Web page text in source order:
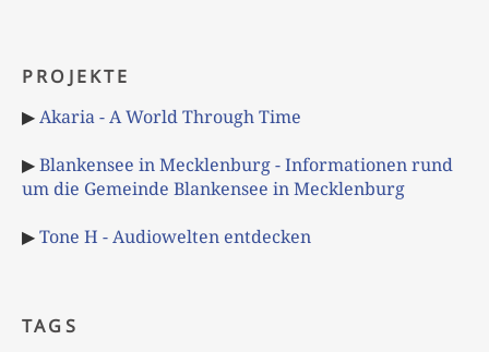
PROJEKTE
▶Akaria - A World Through Time
▶Blankensee in Mecklenburg - Informationen rund
um die Gemeinde Blankensee in Mecklenburg
▶Tone H - Audiowelten entdecken
TAGS